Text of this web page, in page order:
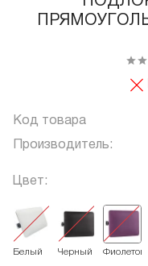
Код товара
Производитель:
Цвет:
Белый Черный